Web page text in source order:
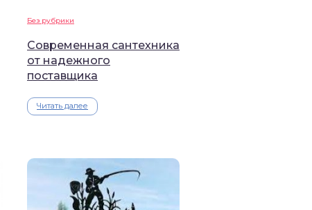
Без рубрики
Современная сантехника
от надежного
поставщика
Читать далее